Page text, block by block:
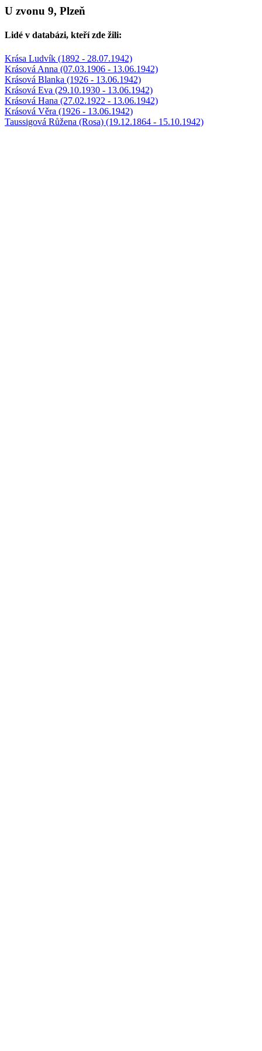
U zvonu 9, Plzeň
Lidé v databázi, kteří zde žili:
Krása Ludvík (1892 - 28.07.1942)
Krásová Anna (07.03.1906 - 13.06.1942)
Krásová Blanka (1926 - 13.06.1942)
Krásová Eva (29.10.1930 - 13.06.1942)
Krásová Hana (27.02.1922 - 13.06.1942)
Krásová Věra (1926 - 13.06.1942)
Taussigová Růžena (Rosa) (19.12.1864 - 15.10.1942)